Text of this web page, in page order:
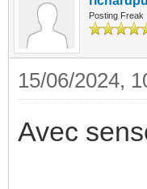
Posting Freak
15/06/2024,
Avec